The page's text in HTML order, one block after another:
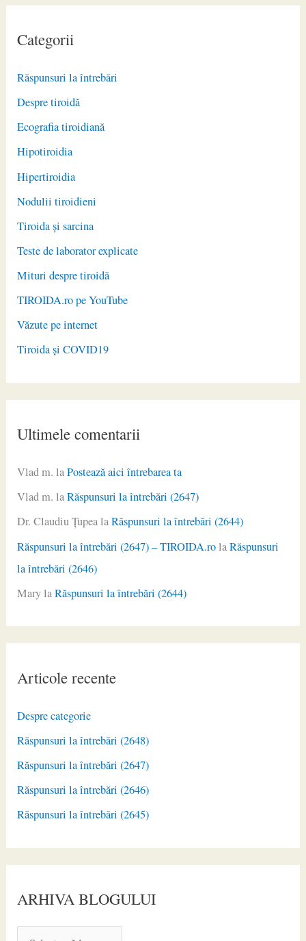
Categorii
Răspunsuri la întrebări
Despre tiroidă
Ecografia tiroidiană
Hipotiroidia
Hipertiroidia
Nodulii tiroidieni
Tiroida și sarcina
Teste de laborator explicate
Mituri despre tiroidă
TIROIDA.ro pe YouTube
Văzute pe internet
Tiroida și COVID19
Ultimele comentarii
Vlad m. laPostează aici întrebarea ta
Vlad m. laRăspunsuri la întrebări (2647)
Dr. Claudiu ŢupealaRăspunsuri la întrebări (2644)
Răspunsuri la întrebări (2647) – TIROIDA.rolaRăspunsuri
la întrebări (2646)
MarylaRăspunsuri la întrebări (2644)
Articole recente
Despre categorie
Răspunsuri la întrebări (2648)
Răspunsuri la întrebări (2647)
Răspunsuri la întrebări (2646)
Răspunsuri la întrebări (2645)
ARHIVA BLOGULUI